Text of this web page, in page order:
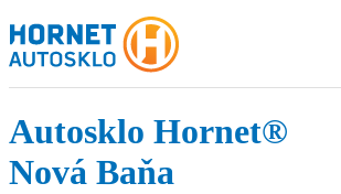
Autosklo Hornet®
Nová Baňa